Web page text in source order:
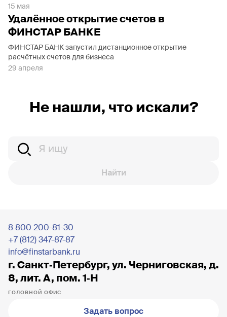
15 мая
Удалённое открытие счетов в
ФИНСТАР БАНКЕ
ФИНСТАР БАНК запустил дистанционное открытие
расчётных счетов для бизнеса
29 апреля
Не нашли, что искали?
Найти
8 800 200-81-30
+7 (812) 347-87-87
info@finstarbank.ru
г. Санкт‐Петербург, ул. Черниговская, д.
8, лит. А, пом. 1‐Н
ГОЛОВНОЙ ОФИС
Задать вопрос